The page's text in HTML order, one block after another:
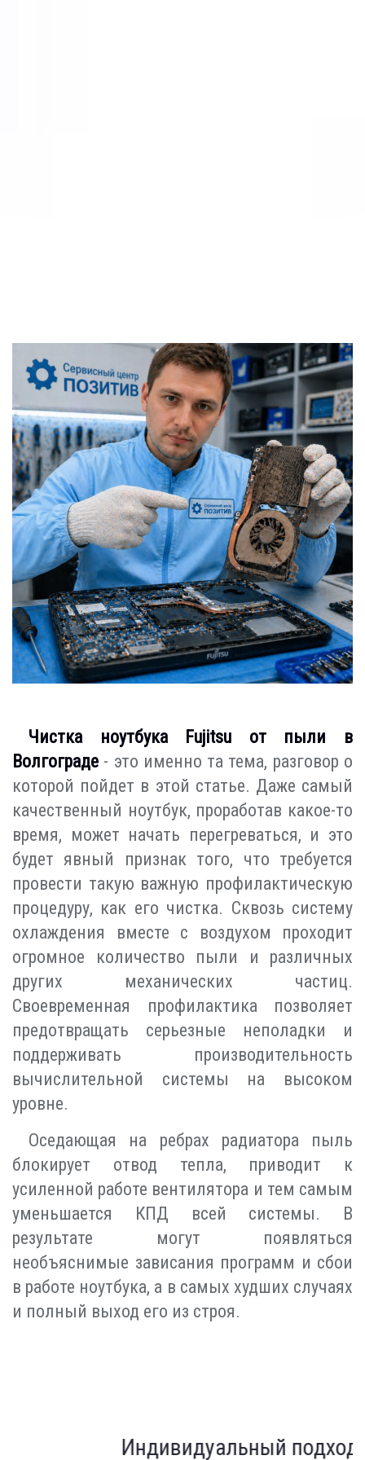
Чистка ноутбука Fujitsu от пыли в
Волгограде - это именно та тема, разговор о
которой пойдет в этой статье. Даже самый
качественный ноутбук, проработав какое-то
время, может начать перегреваться, и это
будет явный признак того, что требуется
провести такую важную профилактическую
процедуру, как его чистка. Сквозь систему
охлаждения вместе с воздухом проходит
огромное количество пыли и различных
других механических частиц.
Своевременная профилактика позволяет
предотвращать серьезные неполадки и
поддерживать производительность
вычислительной системы на высоком
уровне.
Оседающая на ребрах радиатора пыль
блокирует отвод тепла, приводит к
усиленной работе вентилятора и тем самым
уменьшается КПД всей системы. В
результате могут появляться
необъяснимые зависания программ и сбои
в работе ноутбука, а в самых худших случаях
и полный выход его из строя.